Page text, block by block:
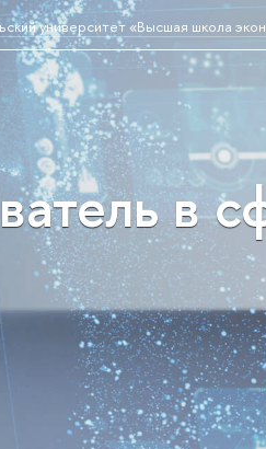
университет «Высшая школа
в